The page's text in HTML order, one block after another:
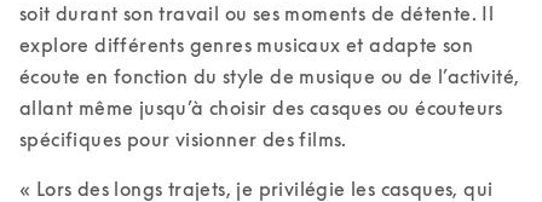
soit durant son travail ou ses moments de détente. Il
explore différents genres musicaux et adapte son
écoute en fonction du style de musique ou de l’activité,
allant même jusqu’à choisir des casques ou écouteurs
spécifiques pour visionner des films.
« Lors des longs trajets, je privilégie les casques, qui